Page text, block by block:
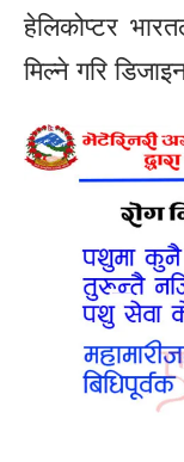
हेलिकोप्टर
मिल्ने गरि